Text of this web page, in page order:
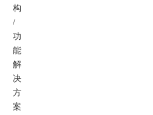
构
/
功
能
解
决
方
案